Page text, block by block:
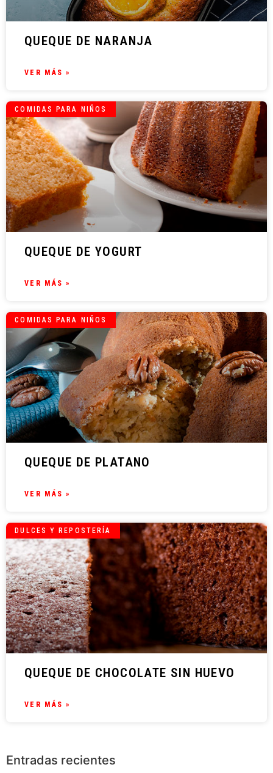
QUEQUE DE NARANJA
VER MÁS »
COMIDAS PARA NIÑOS
QUEQUE DE YOGURT
VER MÁS »
COMIDAS PARA NIÑOS
QUEQUE DE PLATANO
VER MÁS »
DULCES Y REPOSTERÍA
QUEQUE DE CHOCOLATE SIN HUEVO
VER MÁS »
Entradas recientes